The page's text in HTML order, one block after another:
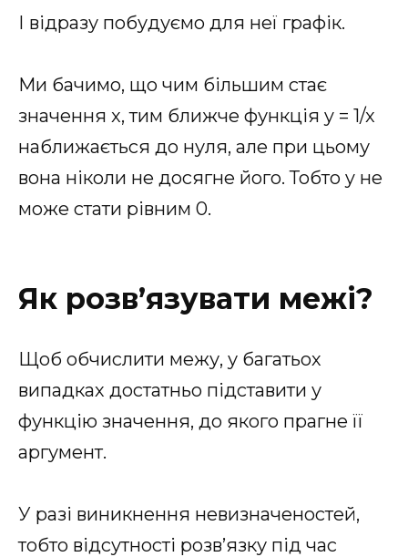
І відразу побудуємо для неї графік.
Ми бачимо, що чим більшим стає
значення x, тим ближче функція y = 1/x
наближається до нуля, але при цьому
вона ніколи не досягне його. Тобто y не
може стати рівним 0.
Як розв’язувати межі?
Щоб обчислити межу, у багатьох
випадках достатньо підставити у
функцію значення, до якого прагне її
аргумент.
У разі виникнення невизначеностей,
тобто відсутності розв’язку під час